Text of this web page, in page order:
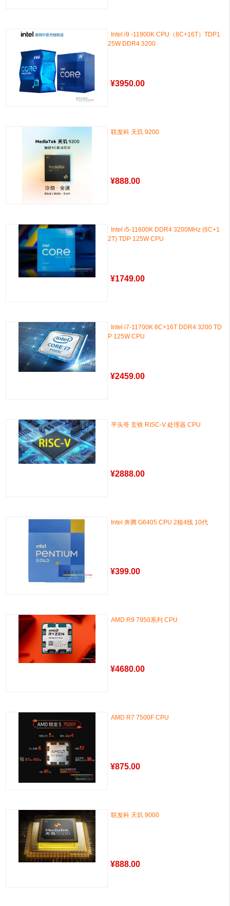
Intel i9 -11900K CPU（8C+16T）TDP1
25W DDR4 3200
¥3950.00
联发科 天玑 9200
¥888.00
Intel i5-11600K DDR4 3200MHz (6C+1
2T) TDP 125W CPU
¥1749.00
Intel i7-11700K 8C+16T DDR4 3200 TD
P 125W CPU
¥2459.00
平头哥 玄铁 RISC-V 处理器 CPU
¥2888.00
Intel 奔腾 G6405 CPU 2核4线 10代
¥399.00
AMD R9 7950系列 CPU
¥4680.00
AMD R7 7500F CPU
¥875.00
联发科 天玑 9000
¥888.00